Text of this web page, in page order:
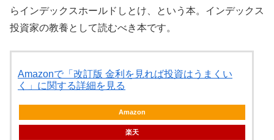
らインデックスホールドしとけ、という本。インデックス
投資家の教養として読むべき本です。
Amazonで「改訂版 金利を見れば投資はうまくい
く」に関する詳細を見る
Amazon
楽天